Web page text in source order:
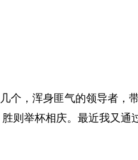
，浑身匪气的领导者，
则举杯相庆。最近我又